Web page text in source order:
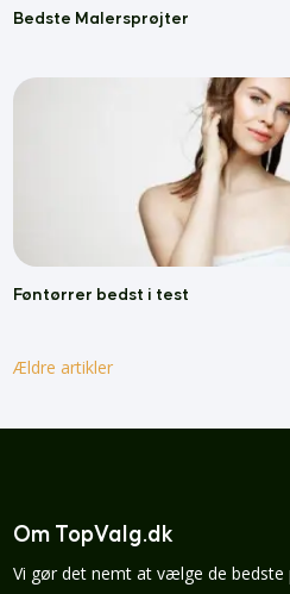
Bedste Malersprøjter
Føntørrer bedst i test
Ældre artikler
Om TopValg.dk
Vi gør det nemt at vælge de bedste